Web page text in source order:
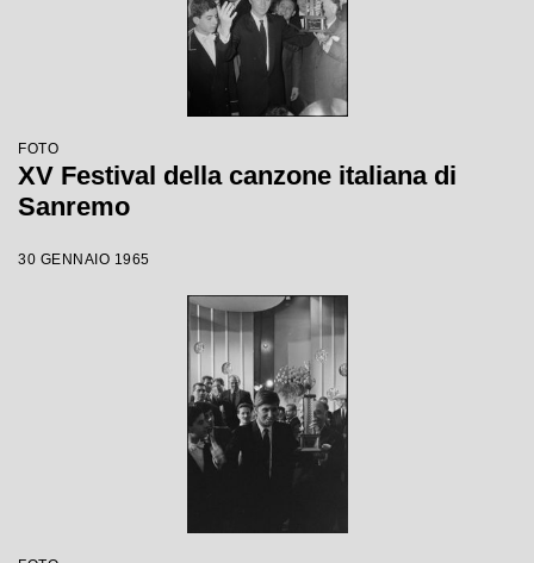
FOTO
XV Festival della canzone italiana di
Sanremo
30 GENNAIO 1965